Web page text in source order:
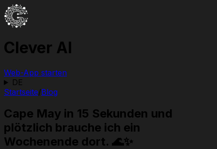
Clever AI
Web-App starten
DE
Startseite/Blog
Cape May in 15 Sekunden und
plötzlich brauche ich ein
Wochenende dort. 🌊✨